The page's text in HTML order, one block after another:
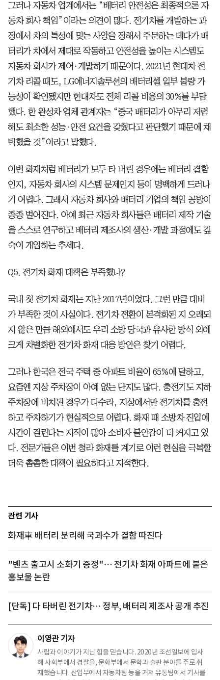
그러나 자동차 업계에서는 “배터리 안전성은 최종적으론 자
동차 회사 책임”이라는 의견이 많다. 전기차를 개발하는 과
정에서 차의 특성에 맞는 사양을 정해서 주문하는 데다가 배
터리가 차에서 제대로 작동하고 안전성을 높이는 시스템도
자동차 회사가 제어·개발하기 때문이다. 2021년 현대차 전
기차 리콜 때도, LG에너지솔루션의 배터리셀 일부 불량 가
능성이 확인됐지만 현대차도 전체 리콜 비용의 30%를 부담
했다. 한 완성차 업체 관계자는 “중국 배터리가 아무리 저렴
해도 최소한 성능·안전 요건을 갖췄다고 판단했기 때문에 채
택했을 것”이라고 말했다.
이번 화재처럼 배터리가 모두 타 버린 경우에는 배터리 결함
인지, 자동차 회사의 시스템 문제인지 등이 명백하게 드러나
기 어렵다. 그래서 자동차 회사와 배터리 기업의 책임 공방이
종종 벌어진다. 아예 최근 자동차 회사들은 배터리 제작 기술
을 스스로 연구하고 배터리 제조사의 생산·개발 과정에도 깊
숙이 개입하는 추세다.
Q5. 전기차 화재 대책은 부족했나?
국내 첫 전기차 화재는 지난 2017년이었다. 그런 만큼 대비
가 부족한 것이 사실이다. 전기차 전환이 본격화된 지 오래되
지 않은 만큼 해외에서도 우리 소방 당국과 유사한 방식 외에
크게 차별화한 전기차 화재 대응 방안은 찾기 어렵다.
그러나 한국은 전국 주택 중 아파트 비율이 65%에 달하고,
요즘엔 지상 주차장이 아예 없는 단지도 많다. 충전기도 지하
주차장에 비치된 경우가 다수라, 지상에서만 전기차를 충전
하고 주차하기가 현실적으로 어렵다. 화재 때 소방차 진입에
시간이 걸린다는 지적이 많아 소비자 불안감이 더 커지고 있
다. 전문가들은 이번 청라 화재를 계기로 이런 현실을 극복할
더욱 촘촘한 대책이 필요하다고 지적한다.
관련 기사
화재車 배터리 분리해 국과수가 결함 따진다
"벤츠 출고시 소화기 증정"… 전기차 화재 아파트에 붙은
홍보물 논란
[단독] 다 타버린 전기차… 정부, 배터리 제조사 공개 추진
이영관 기자
사람과 이야기가 지닌 힘을 믿습니다. 2020년 조선일보에 입사
해 사회부에서 경찰을, 문화부에서 문학과 출판 분야를 주로 취
재했습니다. 산업부에서 자동차팀 등을 거쳐 유통팀에서 기사를